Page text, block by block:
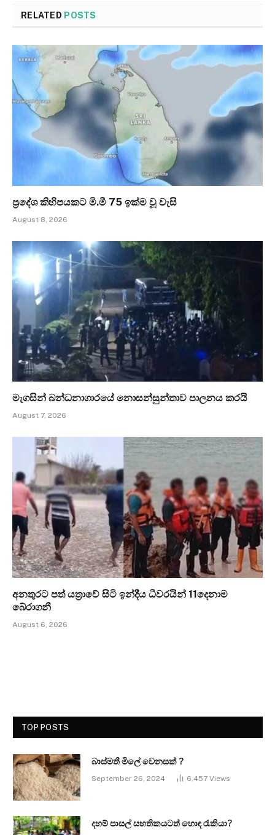
RELATED POSTS
ප්‍රදේශ කිහිපයකට මි.මී 75 ඉක්ම වූ වැසි
August 8, 2026
මැගසින් බන්ධනාගාරයේ නොසන්සුන්තාව පාලනය කරයි
August 7, 2026
අනතුරට පත් යත්‍රාවේ සිටි ඉන්දීය ධීවරයින් 11දෙනාම
බේරාගනී
August 6, 2026
TOP POSTS
බාස්මතී මිලේ වෙනසක් ?
September 26, 2024 6,457 Views
දහම් පාසල් සහතිකයටත් හොඳ රැකියා?